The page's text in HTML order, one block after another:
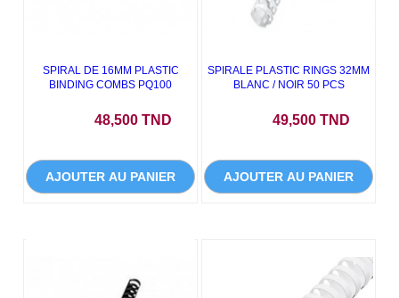
SPIRAL DE 16MM PLASTIC
BINDING COMBS PQ100
48,500 TND
AJOUTER AU PANIER
SPIRALE PLASTIC RINGS 32MM
BLANC / NOIR 50 PCS
49,500 TND
AJOUTER AU PANIER